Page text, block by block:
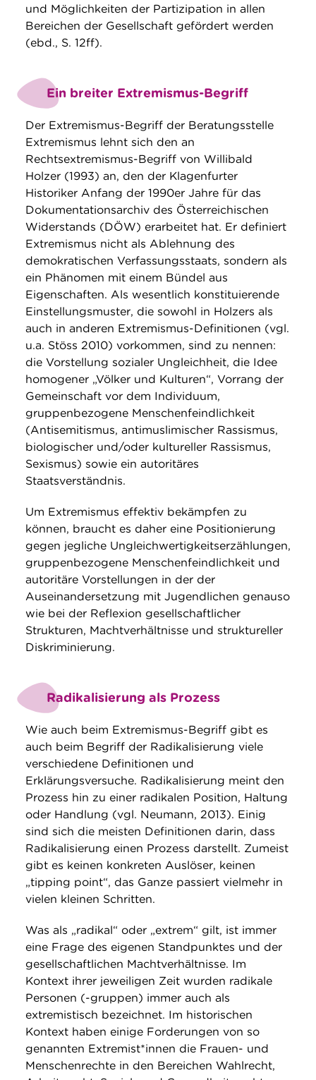
und Möglichkeiten der Partizipation in allen
Bereichen der Gesellschaft gefördert werden
(ebd., S. 12ff).
Ein breiter Extremismus-Begriff
Der Extremismus-Begriff der Beratungsstelle
Extremismus lehnt sich den an
Rechtsextremismus-Begriff von Willibald
Holzer (1993) an, den der Klagenfurter
Historiker Anfang der 1990er Jahre für das
Dokumentationsarchiv des Österreichischen
Widerstands (DÖW) erarbeitet hat. Er definiert
Extremismus nicht als Ablehnung des
demokratischen Verfassungsstaats, sondern als
ein Phänomen mit einem Bündel aus
Eigenschaften. Als wesentlich konstituierende
Einstellungsmuster, die sowohl in Holzers als
auch in anderen Extremismus-Definitionen (vgl.
u.a. Stöss 2010) vorkommen, sind zu nennen:
die Vorstellung sozialer Ungleichheit, die Idee
homogener „Völker und Kulturen“, Vorrang der
Gemeinschaft vor dem Individuum,
gruppenbezogene Menschenfeindlichkeit
(Antisemitismus, antimuslimischer Rassismus,
biologischer und/oder kultureller Rassismus,
Sexismus) sowie ein autoritäres
Staatsverständnis.
Um Extremismus effektiv bekämpfen zu
können, braucht es daher eine Positionierung
gegen jegliche Ungleichwertigkeitserzählungen,
gruppenbezogene Menschenfeindlichkeit und
autoritäre Vorstellungen in der der
Auseinandersetzung mit Jugendlichen genauso
wie bei der Reflexion gesellschaftlicher
Strukturen, Machtverhältnisse und struktureller
Diskriminierung.
Radikalisierung als Prozess
Wie auch beim Extremismus-Begriff gibt es
auch beim Begriff der Radikalisierung viele
verschiedene Definitionen und
Erklärungsversuche. Radikalisierung meint den
Prozess hin zu einer radikalen Position, Haltung
oder Handlung (vgl. Neumann, 2013). Einig
sind sich die meisten Definitionen darin, dass
Radikalisierung einen Prozess darstellt. Zumeist
gibt es keinen konkreten Auslöser, keinen
„tipping point“, das Ganze passiert vielmehr in
vielen kleinen Schritten.
Was als „radikal“ oder „extrem“ gilt, ist immer
eine Frage des eigenen Standpunktes und der
gesellschaftlichen Machtverhältnisse. Im
Kontext ihrer jeweiligen Zeit wurden radikale
Personen (-gruppen) immer auch als
extremistisch bezeichnet. Im historischen
Kontext haben einige Forderungen von so
genannten Extremist*innen die Frauen- und
Menschenrechte in den Bereichen Wahlrecht,